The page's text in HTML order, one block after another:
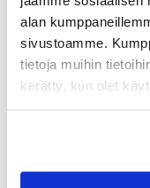
alan
sivustoamme.
tietoja muihin
kerätty, kun olet